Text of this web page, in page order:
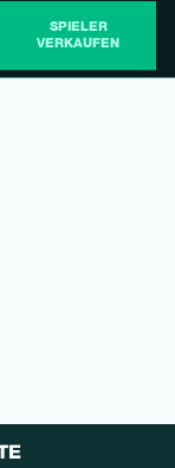
SPIELER
VERKAUFEN